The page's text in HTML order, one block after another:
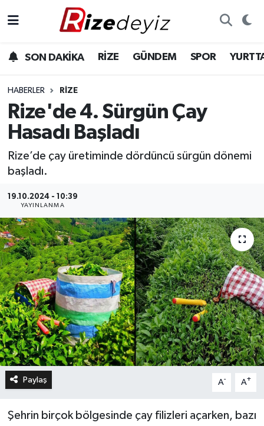
SON DAKİKA RİZE GÜNDEM SPOR
HABERLER RIZE
Rize'de 4. Sürgün Çay
Hasadı Başladı
Rize’de çay üretiminde dördüncü sürgün dönemi
başladı.
19.10.2024 - 10:39
YAYINLANMA
Paylaş A- A+
Şehrin birçok bölgesinde çay filizleri açarken, bazı
Gündem
Yurttan Haberler
Ekonomi
Teknoloji
Sağlık
Rize Hava Durumu
Rize Trafik Yoğunluk Haritası
Süper Lig Puan Durumu ve Fikstür
Tüm Manşetler
Son Dakika Haberleri
Haber Arşivi